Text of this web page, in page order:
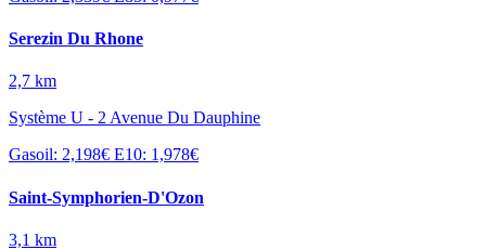
Serezin Du Rhone
2,7 km
Système U - 2 Avenue Du Dauphine
Gasoil: 2,198€ E10: 1,978€
Saint-Symphorien-D'Ozon
3,1 km